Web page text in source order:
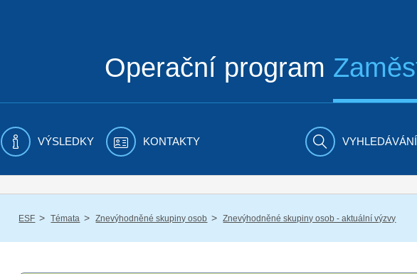
Operační program
VÝSLEDKY KONTAKTY VYHLEDÁVÁNÍ
ESF / Témata / Znevýhodněné skupiny osob / Znevýhodněné skupiny osob - aktuální výzvy